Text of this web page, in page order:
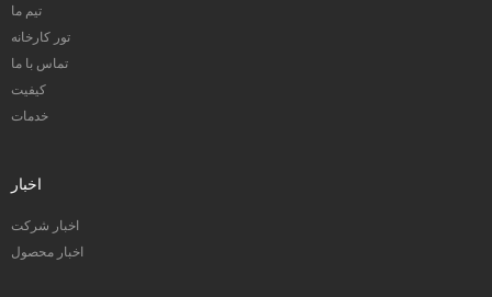
تیم ما
تور کارخانه
تماس با ما
کیفیت
خدمات
اخبار
اخبار شرکت
اخبار محصول